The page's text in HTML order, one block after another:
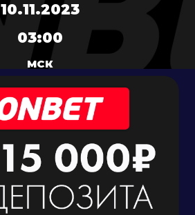
10.11.2023
03:00
МСК